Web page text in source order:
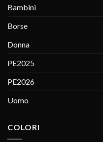
Bambini
Borse
Donna
PE2025
PE2026
Uomo
COLORI